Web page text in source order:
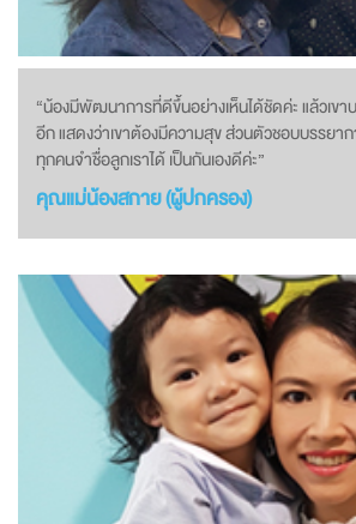
“น้องมีพัฒนาการที่ดีขึ้นอย่างเห็นได้ชัดค่ะ แล้วเขา
อีก แสดงว่าเขาต้องมีความสุข ส่วนตัวชอบบรรยา
ทุกคนจำชื่อลูกเราได้ เป็นกันเองดีค่ะ”
คุณแม่น้องสกาย (ผู้ปกครอง)